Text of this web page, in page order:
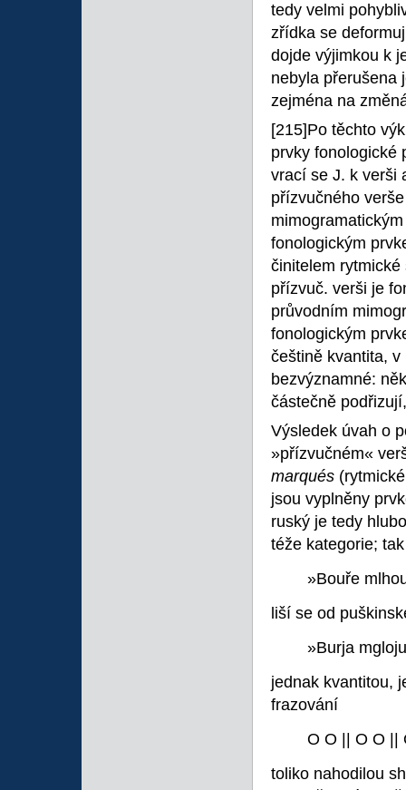
tedy velmi
zřídka se
dojde výjimkou k
nebyla přerušena
zejména na
[215]Po těchto
prvky fonologické
vrací se J. k verši
přízvučného
fonologickým
činitelem
přízvuč. verši je
průvodním
fonologickým
češtině kvantita,
bezvýznamné:
částečně
Výsledek úvah o
»přízvučném«
marqués
jsou vyplněny
ruský je tedy
téže kategorie;
»Bouře
liší se od
»Burja
jednak kvantitou,
frazování
O O || O O ||
toliko nahodilou